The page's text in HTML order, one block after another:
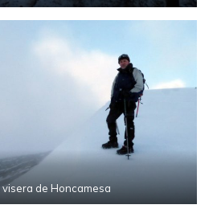
visera de Honcamesa